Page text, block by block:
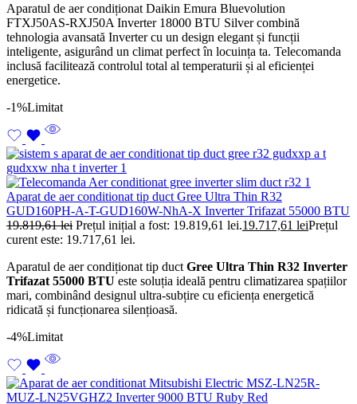
Aparatul de aer condiționat Daikin Emura Bluevolution
FTXJ50AS-RXJ50A Inverter 18000 BTU Silver combină
tehnologia avansată Inverter cu un design elegant și funcții
inteligente, asigurând un climat perfect în locuința ta. Telecomanda
inclusă facilitează controlul total al temperaturii și al eficienței
energetice.
-1%Limitat
Aparat de aer conditionat tip duct Gree Ultra Thin R32
GUD160PH-A-T-GUD160W-NhA-X Inverter Trifazat 55000 BTU
19.819,61lei Prețul inițial a fost: 19.819,61 lei.19.717,61 leiPrețul
curent este: 19.717,61 lei.
Aparatul de aer condiționat tip duct Gree Ultra Thin R32 Inverter
Trifazat 55000 BTU este soluția ideală pentru climatizarea spațiilor
mari, combinând designul ultra-subțire cu eficiența energetică
ridicată și funcționarea silențioasă.
-4%Limitat